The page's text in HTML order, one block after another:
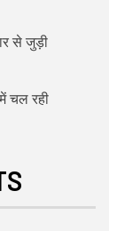
से जुड़ी
चल रही